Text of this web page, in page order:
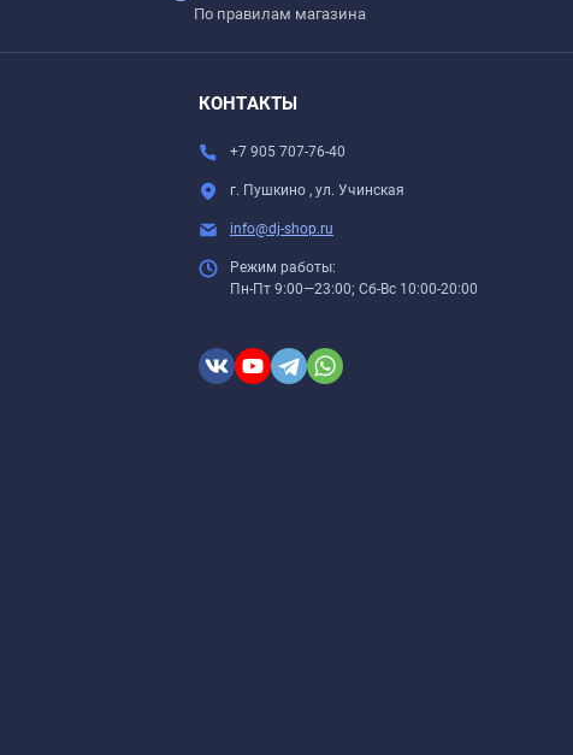
пленки, протрите её поверхность влажной
По правилам магазина
КОНТАКТЫ
+7 905 707-76-40
г. Пушкино , ул. Учинская
info@dj-shop.ru
Режим работы:
Пн-Пт 9:00—23:00; Сб-Вс 10:00-20:00